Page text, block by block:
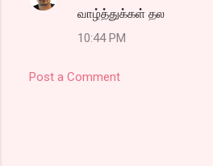
வாழ்த்துக்கள் தல
10:44 PM
Post a Comment